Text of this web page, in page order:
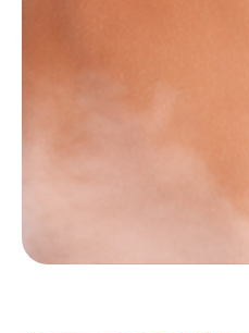
Anwendungen:
Kryokammer